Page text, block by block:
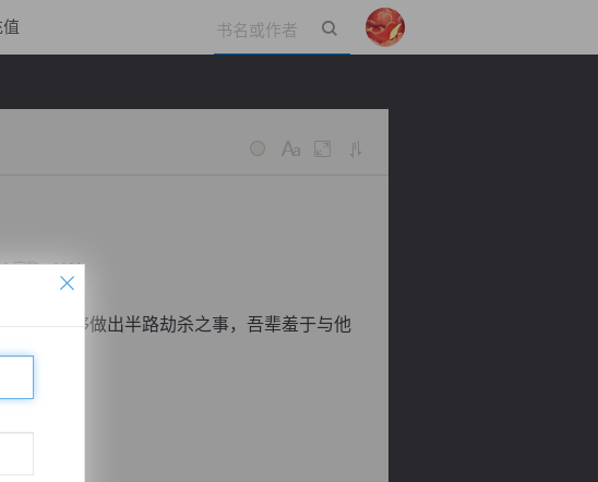
值
字数：3021
居然能够做出半路劫杀之事，吾辈羞于与他